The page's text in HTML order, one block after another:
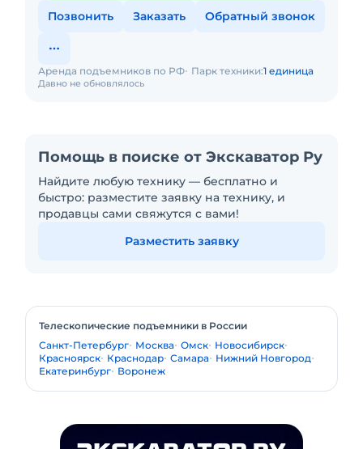
Позвонить Заказать Обратный звонок
Давно не обновлялось
Аренда подъемников по РФ Парк техники:1 единица
Помощь в поиске от Экскаватор Ру
Найдите любую технику — бесплатно и
быстро: разместите заявку на технику, и
продавцы сами свяжутся с вами!
Разместить заявку
Телескопические подъемники в России
Санкт-Петербург Москва Омск Новосибирск
Красноярск Краснодар Самара Нижний Новгород
Екатеринбург Воронеж